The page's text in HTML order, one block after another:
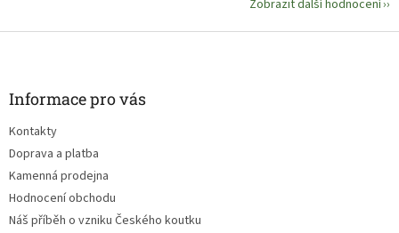
Zobrazit další hodnocení
Informace pro vás
Kontakty
Doprava a platba
Kamenná prodejna
Hodnocení obchodu
Náš příběh o vzniku Českého koutku